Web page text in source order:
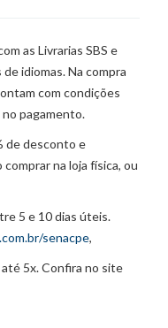
as Livrarias SBS e
idiomas. Na compra
com condições
pagamento.
de desconto e
na loja física, ou
5 e 10 dias úteis.
senacpe,
5x. Confira no site